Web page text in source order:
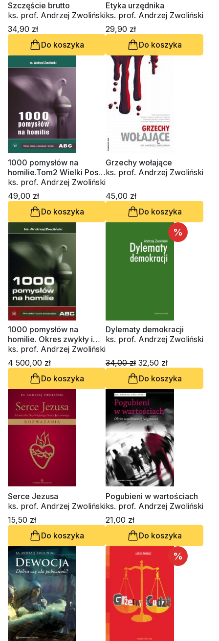
Szczęście brutto
ks. prof. Andrzej Zwoliński
34,90 zł
Do koszyka
Etyka urzędnika
ks. prof. Andrzej Zwoliński
29,90 zł
Do koszyka
1000 pomysłów na
homilie.Tom2 Wielki Post,
Wielkanoc, Adwent, Boże
Narodzenie
ks. prof. Andrzej Zwoliński
49,00 zł
Do koszyka
Grzechy wołające
ks. prof. Andrzej Zwoliński
45,00 zł
Do koszyka
1000 pomysłów na
homilie. Okres zwykły i
kazania okolicznościowe
A - B - C
ks. prof. Andrzej Zwoliński
4 500,00 zł
Do koszyka
%
Dylematy demokracji
ks. prof. Andrzej Zwoliński
34,00 zł 32,50 zł
Do koszyka
Serce Jezusa
ks. prof. Andrzej Zwoliński
15,50 zł
Do koszyka
Pogubieni w wartościach
ks. prof. Andrzej Zwoliński
21,00 zł
Do koszyka
%